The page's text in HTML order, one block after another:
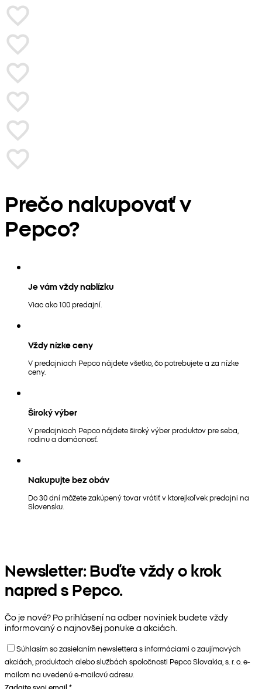
Prečo nakupovať v
Pepco?
Je vám vždy nablízku
Viac ako 100 predajní.
Vždy nízke ceny
V predajniach Pepco nájdete všetko, čo potrebujete a za nízke
ceny.
Široký výber
V predajniach Pepco nájdete široký výber produktov pre seba,
rodinu a domácnosť.
Nakupujte bez obáv
Do 30 dní môžete zakúpený tovar vrátiť v ktorejkoľvek predajni na
Slovensku.
Newsletter: Buďte vždy o krok
napred s Pepco.
Čo je nové? Po prihlásení na odber noviniek budete vždy
informovaný o najnovšej ponuke a akciách.
Súhlasím so zasielaním newslettera s informáciami o zaujímavých
akciách, produktoch alebo službách spoločnosti Pepco Slovakia, s. r. o. e-
mailom na uvedenú e-mailovú adresu.
Zadajte svoj email *